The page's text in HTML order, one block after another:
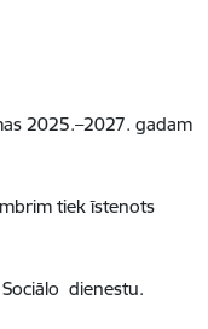
2025.–2027. gadam
tiek īstenots
Sociālo dienestu.